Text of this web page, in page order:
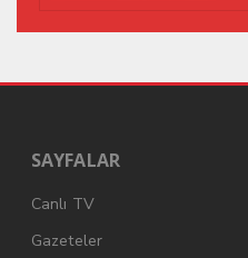
SAYFALAR
Canlı TV
Gazeteler